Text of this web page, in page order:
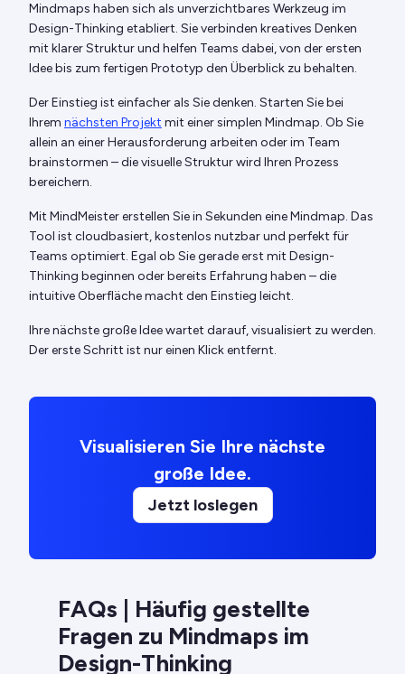
Mindmaps haben sich als unverzichtbares Werkzeug im
Design-Thinking etabliert. Sie verbinden kreatives Denken
mit klarer Struktur und helfen Teams dabei, von der ersten
Idee bis zum fertigen Prototyp den Überblick zu behalten.
Der Einstieg ist einfacher als Sie denken. Starten Sie bei
Ihrem nächsten Projekt mit einer simplen Mindmap. Ob Sie
allein an einer Herausforderung arbeiten oder im Team
brainstormen – die visuelle Struktur wird Ihren Prozess
bereichern.
Mit MindMeister erstellen Sie in Sekunden eine Mindmap. Das
Tool ist cloudbasiert, kostenlos nutzbar und perfekt für
Teams optimiert. Egal ob Sie gerade erst mit Design-
Thinking beginnen oder bereits Erfahrung haben – die
intuitive Oberfläche macht den Einstieg leicht.
Ihre nächste große Idee wartet darauf, visualisiert zu werden.
Der erste Schritt ist nur einen Klick entfernt.
Visualisieren Sie Ihre nächste
große Idee.
Jetzt loslegen
FAQs | Häufig gestellte
Fragen zu Mindmaps im
Design-Thinking